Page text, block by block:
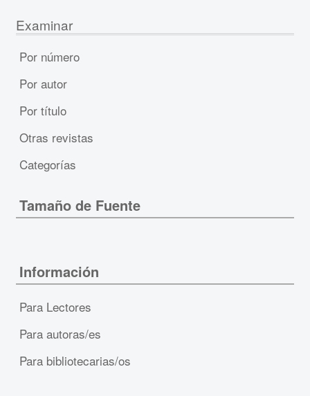
Examinar
Por número
Por autor
Por título
Otras revistas
Categorías
Tamaño de Fuente
Información
Para Lectores
Para autoras/es
Para bibliotecarias/os